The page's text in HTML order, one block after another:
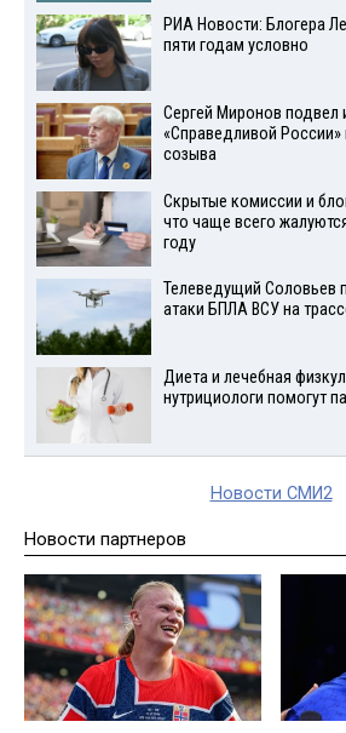
РИА Новости: Блогера
пяти годам условно
Сергей Миронов подвел
«Справедливой России»
созыва
Скрытые комиссии и
что чаще всего
году
Телеведущий Соловьев
атаки БПЛА ВСУ на
Диета и лечебная
нутрициологи помогут
Новости СМИ2
Новости партнеров